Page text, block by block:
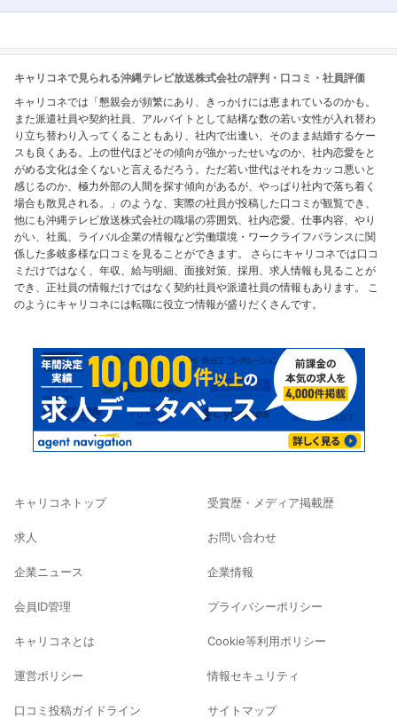
キャリコネで見られる沖縄テレビ放送株式会社の評判・口コミ・社員評価
キャリコネでは「懇親会が頻繁にあり、きっかけには恵まれているのかも。
また派遣社員や契約社員、アルバイトとして結構な数の若い女性が入れ替わ
り立ち替わり入ってくることもあり、社内で出逢い、そのまま結婚するケー
スも良くある。上の世代ほどその傾向が強かったせいなのか、社内恋愛をと
がめる文化は全くないと言えるだろう。ただ若い世代はそれをカッコ悪いと
感じるのか、極力外部の人間を探す傾向があるが、やっぱり社内で落ち着く
場合も散見される。」のような、実際の社員が投稿した口コミが観覧でき、
他にも沖縄テレビ放送株式会社の職場の雰囲気、社内恋愛、仕事内容、やり
がい、社風、ライバル企業の情報など労働環境・ワークライフバランスに関
係した多岐多様な口コミを見ることができます。 さらにキャリコネでは口コ
ミだけではなく、年収、給与明細、面接対策、採用、求人情報も見ることが
でき、正社員の情報だけではなく契約社員や派遣社員の情報もあります。 こ
のようにキャリコネには転職に役立つ情報が盛りだくさんです。
キャリコネトップ
求人
企業ニュース
会員ID管理
キャリコネとは
運営ポリシー
口コミ投稿ガイドライン
受賞歴・メディア掲載歴
お問い合わせ
企業情報
プライバシーポリシー
Cookie等利用ポリシー
情報セキュリティ
サイトマップ